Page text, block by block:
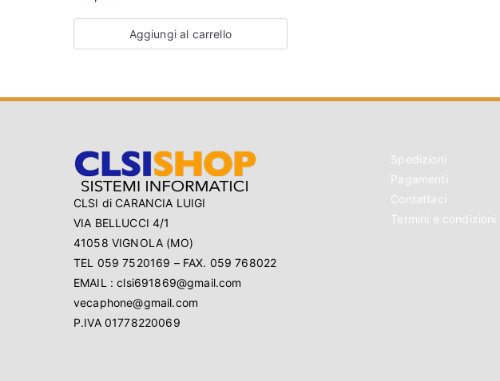
Aggiungi al carrello
CLSI di CARANCIA LUIGI
VIA BELLUCCI 4/1
41058 VIGNOLA (MO)
TEL 059 7520169 – FAX. 059 768022
EMAIL : clsi691869@gmail.com
vecaphone@gmail.com
P.IVA 01778220069
Spedizioni
Pagamenti
Contattaci
Termini e condizioni